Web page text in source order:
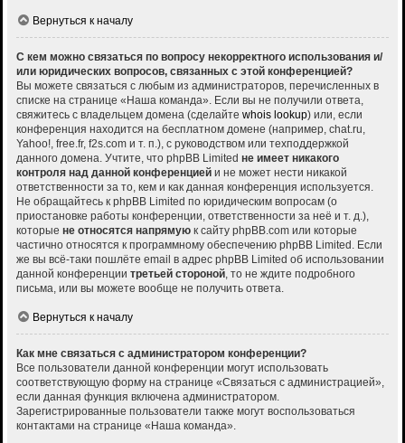
Вернуться к началу
С кем можно связаться по вопросу некорректного использования и/
или юридических вопросов, связанных с этой конференцией?
Вы можете связаться с любым из администраторов, перечисленных в
списке на странице «Наша команда». Если вы не получили ответа,
свяжитесь с владельцем домена (сделайте whois lookup) или, если
конференция находится на бесплатном домене (например, chat.ru,
Yahoo!, free.fr, f2s.com и т. п.), с руководством или техподдержкой
данного домена. Учтите, что phpBB Limited не имеет никакого
контроля над данной конференцией и не может нести никакой
ответственности за то, кем и как данная конференция используется.
Не обращайтесь к phpBB Limited по юридическим вопросам (о
приостановке работы конференции, ответственности за неё и т. д.),
которые не относятся напрямую к сайту phpBB.com или которые
частично относятся к программному обеспечению phpBB Limited. Если
же вы всё-таки пошлёте email в адрес phpBB Limited об использовании
данной конференции третьей стороной, то не ждите подробного
письма, или вы можете вообще не получить ответа.
Вернуться к началу
Как мне связаться с администратором конференции?
Все пользователи данной конференции могут использовать
соответствующую форму на странице «Связаться с администрацией»,
если данная функция включена администратором.
Зарегистрированные пользователи также могут воспользоваться
контактами на странице «Наша команда».